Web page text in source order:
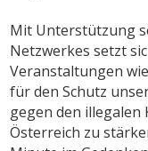
Mit Unterstützung
Netzwerkes setzt
Veranstaltungen
für den Schutz
gegen den
Österreich zu